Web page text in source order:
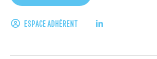
ESPACE ADHÉRENT